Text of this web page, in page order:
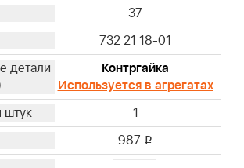
37
732 21 18-01
Контргайка
Используется в агрегатах
1
987 i